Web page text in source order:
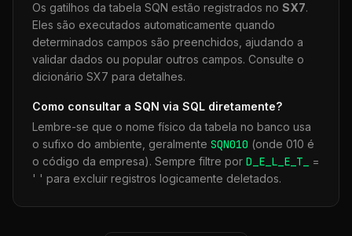
Os gatilhos da tabela SQN estão registrados no SX7.
Eles são executados automaticamente quando
determinados campos são preenchidos, ajudando a
validar dados ou popular outros campos. Consulte o
dicionário SX7 para detalhes.
Como consultar a SQN via SQL diretamente?
Lembre-se que o nome físico da tabela no banco usa
o sufixo do ambiente, geralmente SQN010 (onde 010 é
o código da empresa). Sempre filtre por D_E_L_E_T_
=
' ' para excluir registros logicamente deletados.